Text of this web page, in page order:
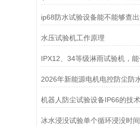
水压试验机工作原理
冰水浸没试验单个循环浸没时间